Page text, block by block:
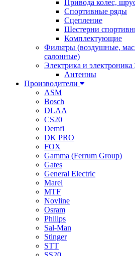
Привода колес,
Спортивные ряды
Сцепление
Шестерни
Комплектующие
Фильтры (воздушные,
салонные)
Электрика и электроника
Антенны
Производители
ASM
Bosch
DLAA
CS20
Demfi
DK PRO
FOX
Gamma (Ferrum Group)
Gates
General Electric
Marel
MTF
Novline
Osram
Philips
Sal-Man
Stinger
STT